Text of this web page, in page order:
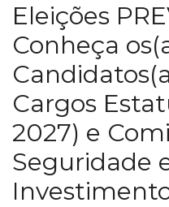
Eleições
Conheça
Cargos
2027) e
Seguridade